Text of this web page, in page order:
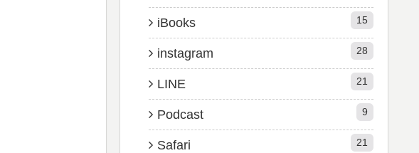
iBooks 15
instagram 28
LINE 21
Podcast 9
Safari 21